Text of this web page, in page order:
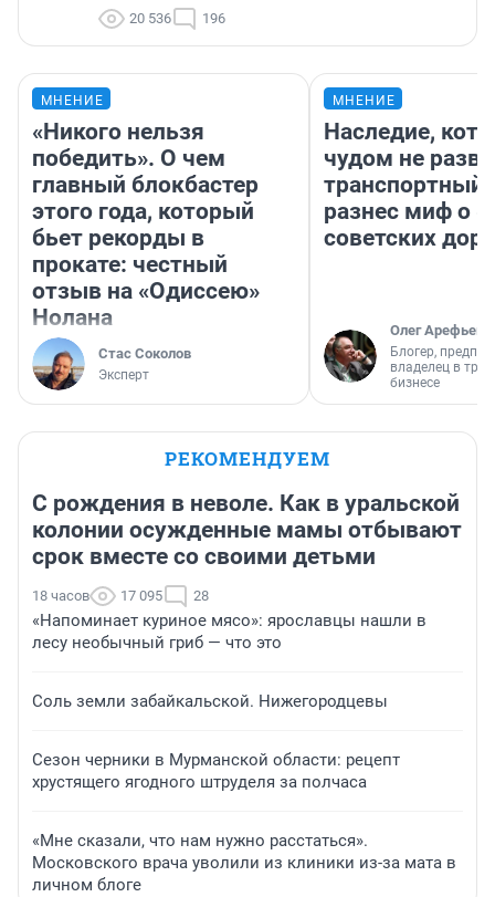
20 536 196
МНЕНИЕ
«Никого нельзя
победить». О чем
главный блокбастер
этого года, который
бьет рекорды в
прокате: честный
отзыв на «Одиссею»
Нолана
Стас Соколов
Эксперт
МНЕНИЕ
Наследие,
чудом не
транспортный
разнес миф о
советских
Олег Арефьев
Блогер,
владелец в
бизнесе
РЕКОМЕНДУЕМ
С рождения в неволе. Как в уральской
колонии осужденные мамы отбывают
срок вместе со своими детьми
18 часов 17 095 28
«Напоминает куриное мясо»: ярославцы нашли в
лесу необычный гриб — что это
Соль земли забайкальской. Нижегородцевы
Сезон черники в Мурманской области: рецепт
хрустящего ягодного штруделя за полчаса
«Мне сказали, что нам нужно расстаться».
Московского врача уволили из клиники из-за мата в
личном блоге